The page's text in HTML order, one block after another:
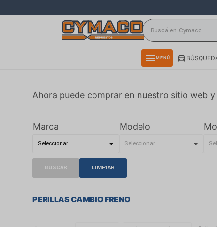
menu MENÚ
Ahora puede comprar en nuestro sitio web
Marca Modelo
BUSCAR LIMPIAR
PERILLAS CAMBIO FRENO
close
directions_car
smartphone